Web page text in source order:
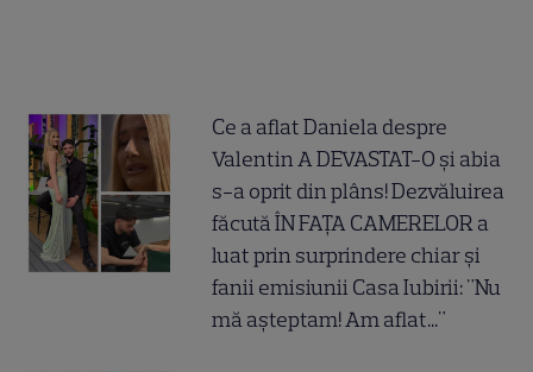
Ce a aflat Daniela despre
Valentin A DEVASTAT-O și abia
s-a oprit din plâns! Dezvăluirea
făcută ÎN FAȚA CAMERELOR a
luat prin surprindere chiar și
fanii emisiunii Casa Iubirii: "Nu
mă așteptam! Am aflat..."